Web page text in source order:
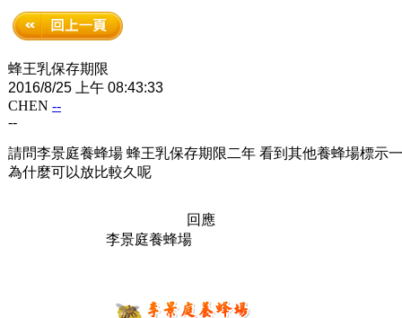
蜂王乳保存期限
2016/8/25 上午 08:43:33
CHEN --
--
請問李景庭養蜂場 蜂王乳保存期限二年 看到其他養蜂場標示
為什麼可以放比較久呢
回應
李景庭養蜂場